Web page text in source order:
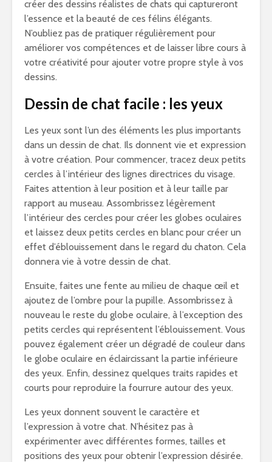
créer des dessins réalistes de chats qui captureront
l’essence et la beauté de ces félins élégants.
N’oubliez pas de pratiquer régulièrement pour
améliorer vos compétences et de laisser libre cours à
votre créativité pour ajouter votre propre style à vos
dessins.
Dessin de chat facile : les yeux
Les yeux sont l’un des éléments les plus importants
dans un dessin de chat. Ils donnent vie et expression
à votre création. Pour commencer, tracez deux petits
cercles à l’intérieur des lignes directrices du visage.
Faites attention à leur position et à leur taille par
rapport au museau. Assombrissez légèrement
l’intérieur des cercles pour créer les globes oculaires
et laissez deux petits cercles en blanc pour créer un
effet d’éblouissement dans le regard du chaton. Cela
donnera vie à votre dessin de chat.
Ensuite, faites une fente au milieu de chaque œil et
ajoutez de l’ombre pour la pupille. Assombrissez à
nouveau le reste du globe oculaire, à l’exception des
petits cercles qui représentent l’éblouissement. Vous
pouvez également créer un dégradé de couleur dans
le globe oculaire en éclaircissant la partie inférieure
des yeux. Enfin, dessinez quelques traits rapides et
courts pour reproduire la fourrure autour des yeux.
Les yeux donnent souvent le caractère et
l’expression à votre chat. N’hésitez pas à
expérimenter avec différentes formes, tailles et
positions des yeux pour obtenir l’expression désirée.